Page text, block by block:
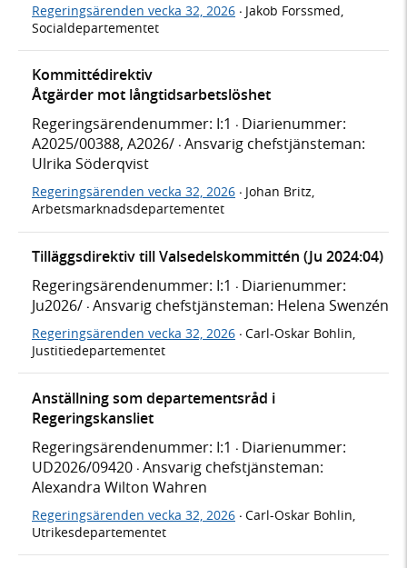
Regeringsärenden vecka 32, 2026 · Jakob Forssmed,
Socialdepartementet
Kommittédirektiv
Åtgärder mot långtidsarbetslöshet
Regeringsärendenummer: I:1 · Diarienummer:
A2025/00388, A2026/ · Ansvarig chefstjänsteman:
Ulrika Söderqvist
Regeringsärenden vecka 32, 2026 · Johan Britz,
Arbetsmarknadsdepartementet
Tilläggsdirektiv till Valsedelskommittén (Ju 2024:04)
Regeringsärendenummer: I:1 · Diarienummer:
Ju2026/ · Ansvarig chefstjänsteman: Helena Swenzén
Regeringsärenden vecka 32, 2026 · Carl-Oskar Bohlin,
Justitiedepartementet
Anställning som departementsråd i
Regeringskansliet
Regeringsärendenummer: I:1 · Diarienummer:
UD2026/09420 · Ansvarig chefstjänsteman:
Alexandra Wilton Wahren
Regeringsärenden vecka 32, 2026 · Carl-Oskar Bohlin,
Utrikesdepartementet